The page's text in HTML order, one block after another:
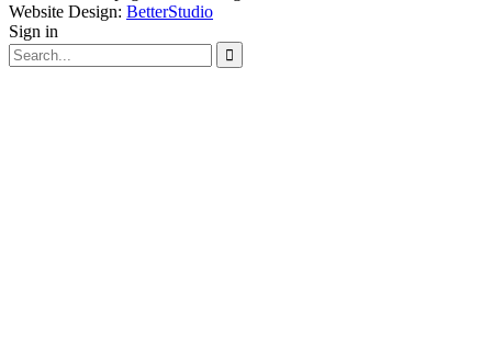
Website Design: BetterStudio
Sign in